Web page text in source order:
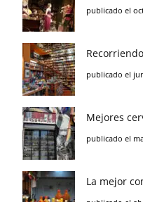
publicado el
publicado el
Mejores
publicado el
La mejor